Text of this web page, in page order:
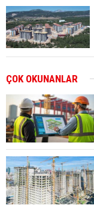
ÇOK OKUNANLAR